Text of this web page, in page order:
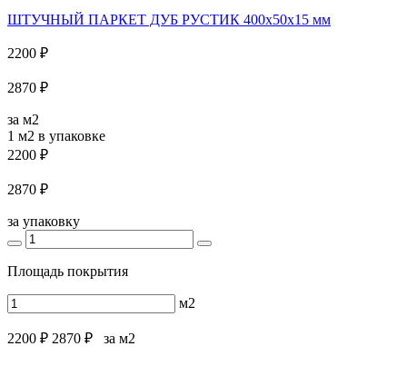
ШТУЧНЫЙ ПАРКЕТ ДУБ РУСТИК 400x50x15 мм
2200 ₽
2870 ₽
за м2
1 м2 в упаковке
2200 ₽
2870 ₽
за упаковку
Площадь покрытия
м2
2200 ₽ 2870 ₽ за м2